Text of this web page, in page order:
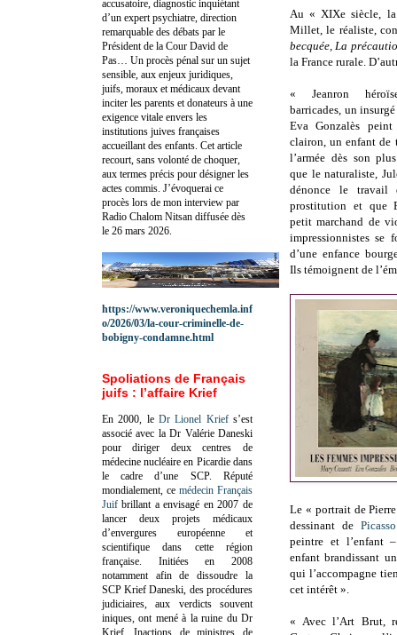
Au « XIXe siècle, la
Millet, le réaliste,
becquée, La
la France rurale.
« Jeanron
barricades, un
Eva Gonzalès
clairon, un enfant de
l’armée dès son
que le naturaliste,
dénonce le travail
prostitution et que
petit marchand de
impressionnistes se
d’une enfance
Ils témoignent de
Le « portrait de
dessinant de Picasso
peintre et l’enfant
enfant brandissant
qui l’accompagne
cet intérêt ».
« Avec l’Art Brut,
accusatoire, diagnostic inquiétant
d’un expert psychiatre, direction
remarquable des débats par le
Président de la Cour David de
Pas… Un procès pénal sur un sujet
sensible, aux enjeux juridiques,
juifs, moraux et médicaux devant
inciter les parents et donateurs à une
exigence vitale envers les
institutions juives françaises
accueillant des enfants. Cet article
recourt, sans volonté de choquer,
aux termes précis pour désigner les
actes commis. J’évoquerai ce
procès lors de mon interview par
Radio Chalom Nitsan diffusée dès
le 26 mars 2026.
https://www.veroniquechemla.inf
o/2026/03/la-cour-criminelle-de-
bobigny-condamne.html
Spoliations de Français
juifs : l’affaire Krief
En 2000, le Dr Lionel Kriefs’est
associé avec la Dr Valérie Daneski
pour diriger deux centres de
médecine nucléaire en Picardie dans
le cadre d’une SCP. Réputé
mondialement, ce médecin Français
Juif brillant a envisagé en 2007 de
lancer deux projets médicaux
d’envergures européenne et
scientifique dans cette région
française. Initiées en 2008
notamment afin de dissoudre la
SCP Krief Daneski, des procédures
judiciaires, aux verdicts souvent
iniques, ont mené à la ruine du Dr
Krief.Inactions de ministres de